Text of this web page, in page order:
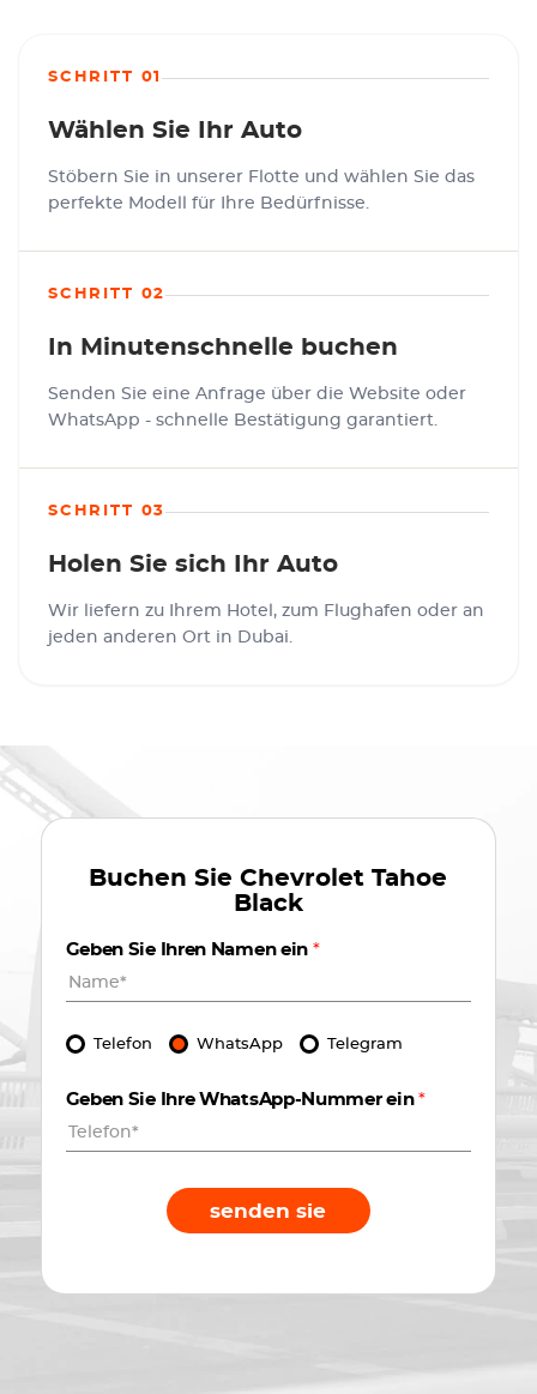
SCHRITT 01
Wählen Sie Ihr Auto
Stöbern Sie in unserer Flotte und wählen Sie das
perfekte Modell für Ihre Bedürfnisse.
SCHRITT 02
In Minutenschnelle buchen
Senden Sie eine Anfrage über die Website oder
WhatsApp - schnelle Bestätigung garantiert.
SCHRITT 03
Holen Sie sich Ihr Auto
Wir liefern zu Ihrem Hotel, zum Flughafen oder an
jeden anderen Ort in Dubai.
Buchen SieChevrolet Tahoe
Black
Geben Sie Ihren Namen ein *
Telefon WhatsApp Telegram
Geben Sie Ihre WhatsApp-Nummer ein*
senden sie